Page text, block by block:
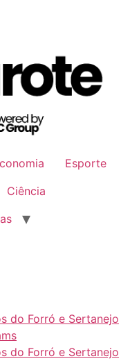
Esporte
Ciência
do Forró e Sertanejo
do Forró e Sertanejo